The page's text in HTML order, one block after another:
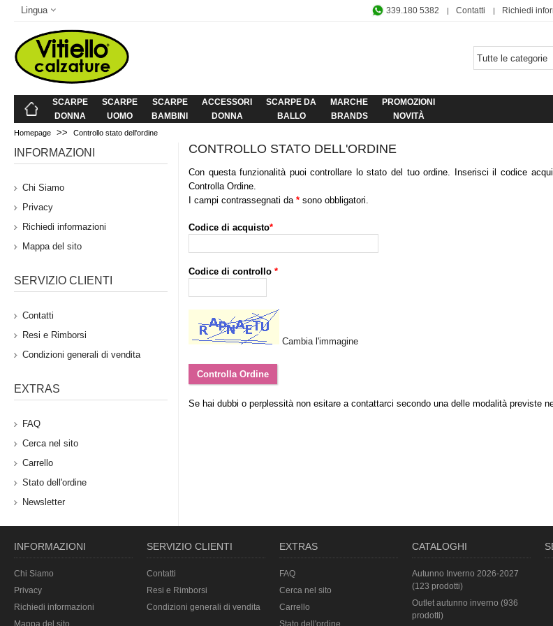
Lingua 339.180 5382 Contatti Richiedi
SCARPE
DONNA
SCARPE
UOMO
SCARPE
BAMBINI
ACCESSORI
DONNA
SCARPE DA
BALLO
MARCHE
BRANDS
PROMOZIONI
NOVITÀ
Homepage >> Controllo stato dell'ordine
INFORMAZIONI
Chi Siamo
Privacy
Richiedi informazioni
Mappa del sito
SERVIZIO CLIENTI
Contatti
Resi e Rimborsi
Condizioni generali di vendita
EXTRAS
FAQ
Cerca nel sito
Carrello
Stato dell'ordine
Newsletter
CONTROLLO STATO DELL'ORDINE
Con questa funzionalità puoi controllare lo stato del tuo ordine. Inserisci il codice
Controlla Ordine.
I campi contrassegnati da * sono obbligatori.
Codice di acquisto*
Codice di controllo *
Cambia l'immagine
Se hai dubbi o perplessità non esitare a contattarci secondo una delle modalità previste
INFORMAZIONI
Chi Siamo
Privacy
Richiedi informazioni
Mappa del sito
SERVIZIO CLIENTI
Contatti
Resi e Rimborsi
Condizioni generali di vendita
EXTRAS
FAQ
Cerca nel sito
Carrello
Stato dell'ordine
CATALOGHI
Autunno Inverno 2026-2027
(123 prodotti)
Outlet autunno inverno (936
prodotti)